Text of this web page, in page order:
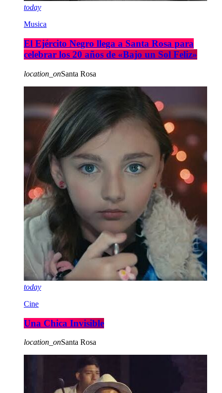
today
Musica
El Ejército Negro llega a Santa Rosa para
celebrar los 20 años de «Bajo un Sol Feliz»
location_onSanta Rosa
today
Cine
Una Chica Invisible
location_onSanta Rosa